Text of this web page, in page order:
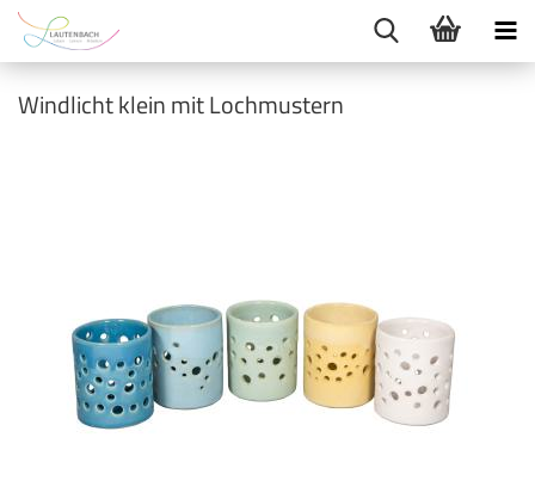
Windlicht klein mit Lochmustern